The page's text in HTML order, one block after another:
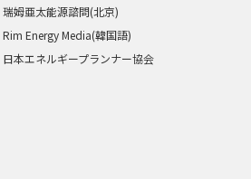
瑞姆亜太能源諮問(北京)
Rim Energy Media(韓国語)
日本エネルギープランナー協会